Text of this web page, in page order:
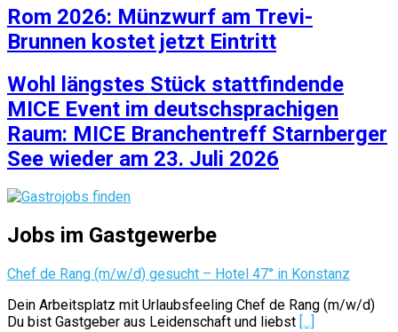
Rom 2026: Münzwurf am Trevi-
Brunnen kostet jetzt Eintritt
Wohl längstes Stück stattfindende
MICE Event im deutschsprachigen
Raum: MICE Branchentreff Starnberger
See wieder am 23. Juli 2026
Jobs im Gastgewerbe
Chef de Rang (m/w/d) gesucht – Hotel 47° in Konstanz
Dein Arbeitsplatz mit Urlaubsfeeling Chef de Rang (m/w/d)
Du bist Gastgeber aus Leidenschaft und liebst [...]